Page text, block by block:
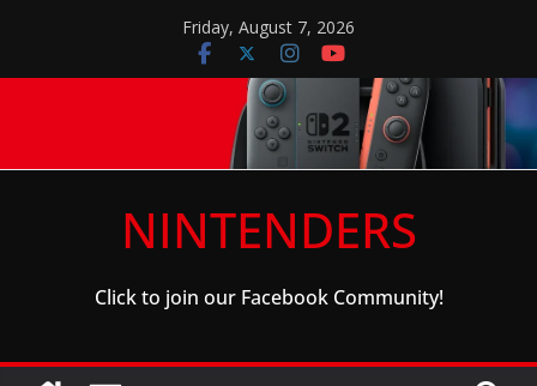
content
Friday, August 7, 2026
NINTENDERS
Click to join our Facebook Community!